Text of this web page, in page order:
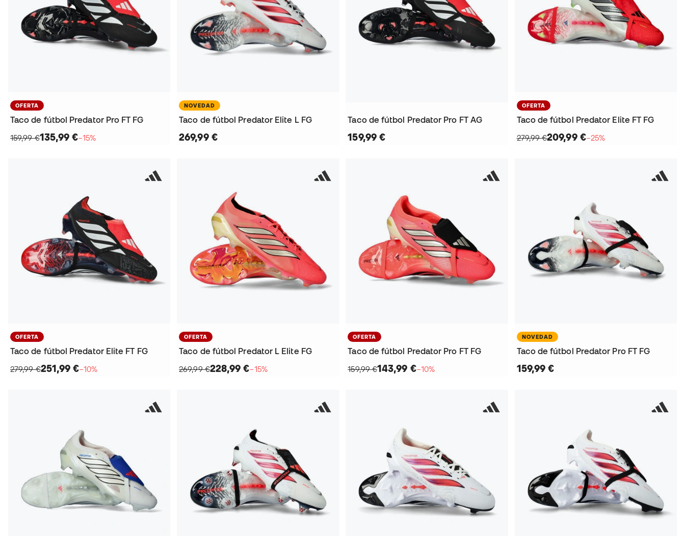
OFERTA
Taco de fútbol Predator Pro FT FG
159,99 €135,99 €−15%
NOVEDAD
Taco de fútbol Predator Elite L FG
269,99 €
Taco de fútbol Predator Pro FT AG
159,99 €
OFERTA
Taco de fútbol Predator Elite FT FG
279,99 €209,99 €−25%
OFERTA
Taco de fútbol Predator Elite FT FG
279,99 €251,99 €−10%
OFERTA
Taco de fútbol Predator L Elite FG
269,99 €228,99 €−15%
OFERTA
Taco de fútbol Predator Pro FT FG
159,99 €143,99 €−10%
NOVEDAD
Taco de fútbol Predator Pro FT FG
159,99 €